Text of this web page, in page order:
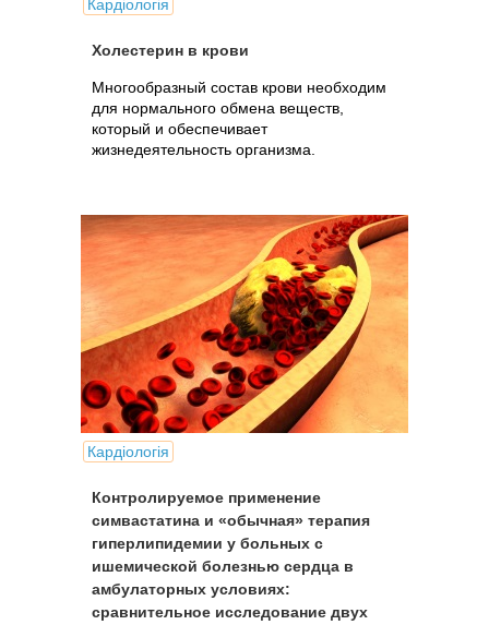
Кардіологія
Холестерин в крови
Многообразный состав крови необходим
для нормального обмена веществ,
который и обеспечивает
жизнедеятельность организма.
Кардіологія
Контролируемое применение
симвастатина и «обычная» терапия
гиперлипидемии у больных с
ишемической болезнью сердца в
амбулаторных условиях:
сравнительное исследование двух